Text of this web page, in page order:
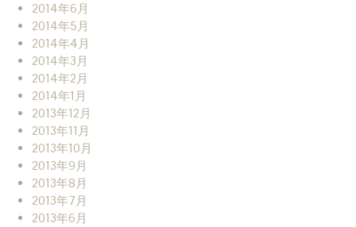
2014年6月
2014年5月
2014年4月
2014年3月
2014年2月
2014年1月
2013年12月
2013年11月
2013年10月
2013年9月
2013年8月
2013年7月
2013年6月